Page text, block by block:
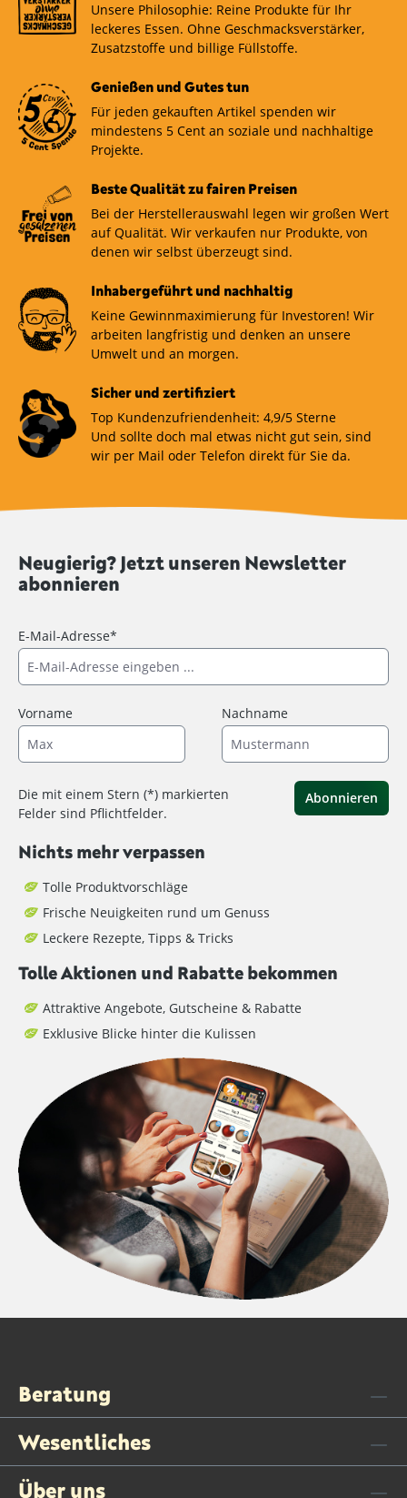
Unsere Philosophie: Reine Produkte für Ihr
leckeres Essen. Ohne Geschmacksverstärker,
Zusatzstoffe und billige Füllstoffe.
Genießen und Gutes tun
Für jeden gekauften Artikel spenden wir
mindestens 5 Cent an soziale und nachhaltige
Projekte.
Beste Qualität zu fairen Preisen
Bei der Herstellerauswahl legen wir großen Wert
auf Qualität. Wir verkaufen nur Produkte, von
denen wir selbst überzeugt sind.
Inhabergeführt und nachhaltig
Keine Gewinnmaximierung für Investoren! Wir
arbeiten langfristig und denken an unsere
Umwelt und an morgen.
Sicher und zertifiziert
Top Kundenzufriendenheit: 4,9/5 Sterne
Und sollte doch mal etwas nicht gut sein, sind
wir per Mail oder Telefon direkt für Sie da.
Neugierig? Jetzt unseren Newsletter
abonnieren
E-Mail-Adresse*
Vorname Nachname
Die mit einem Stern (*) markierten
Felder sind Pflichtfelder.
Abonnieren
Nichts mehr verpassen
Tolle Produktvorschläge
Frische Neuigkeiten rund um Genuss
Leckere Rezepte, Tipps & Tricks
Tolle Aktionen und Rabatte bekommen
Attraktive Angebote, Gutscheine & Rabatte
Exklusive Blicke hinter die Kulissen
Beratung
Wesentliches
Über uns